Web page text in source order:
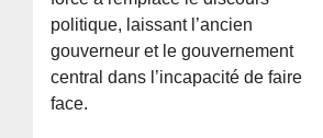
politique, laissant l’ancien
gouverneur et le gouvernement
central dans l’incapacité de faire
face.